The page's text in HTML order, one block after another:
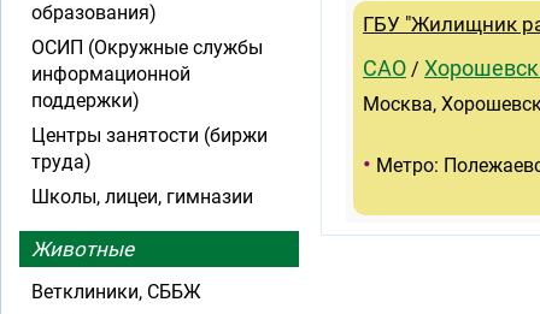
ГБУ "Жилищник
САО /
Москва,
• Метро:
образования)
ОСИП (Окружные службы
информационной
поддержки)
Центры занятости (биржи
труда)
Школы, лицеи, гимназии
Животные
Ветклиники, СББЖ